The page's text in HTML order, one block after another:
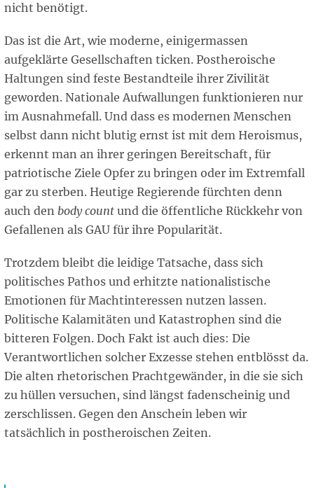
nicht benötigt.
Das ist die Art, wie moderne, einigermassen
aufgeklärte Gesellschaften ticken. Postheroische
Haltungen sind feste Bestandteile ihrer Zivilität
geworden. Nationale Aufwallungen funktionieren nur
im Ausnahmefall. Und dass es modernen Menschen
selbst dann nicht blutig ernst ist mit dem Heroismus,
erkennt man an ihrer geringen Bereitschaft, für
patriotische Ziele Opfer zu bringen oder im Extremfall
gar zu sterben. Heutige Regierende fürchten denn
auch den body count und die öffentliche Rückkehr von
Gefallenen als GAU für ihre Popularität.
Trotzdem bleibt die leidige Tatsache, dass sich
politisches Pathos und erhitzte nationalistische
Emotionen für Machtinteressen nutzen lassen.
Politische Kalamitäten und Katastrophen sind die
bitteren Folgen. Doch Fakt ist auch dies: Die
Verantwortlichen solcher Exzesse stehen entblösst da.
Die alten rhetorischen Prachtgewänder, in die sie sich
zu hüllen versuchen, sind längst fadenscheinig und
zerschlissen. Gegen den Anschein leben wir
tatsächlich in postheroischen Zeiten.